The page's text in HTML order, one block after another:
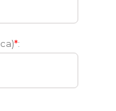
*: